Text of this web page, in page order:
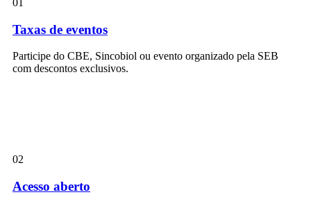
Taxas de eventos
Participe do CBE, Sincobiol ou evento organizado pela SEB
com descontos exclusivos.
02
Acesso aberto